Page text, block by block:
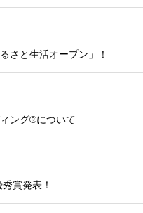
さと生活オープン」！
ング®について
賞発表！